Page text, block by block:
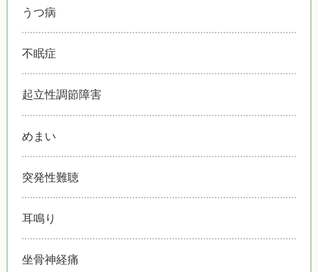
うつ病
不眠症
起立性調節障害
めまい
突発性難聴
耳鳴り
坐骨神経痛